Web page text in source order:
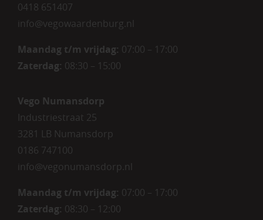
0418 651407
info@vegowaardenburg.nl
Maandag t/m vrijdag: 07:00 – 17:00
Zaterdag: 08:30 – 15:00
Vego Numansdorp
Industriestraat 25
3281 LB Numansdorp
0186 747100
info@vegonumansdorp.nl
Maandag t/m vrijdag: 07:00 – 17:00
Zaterdag: 08:30 – 12:00